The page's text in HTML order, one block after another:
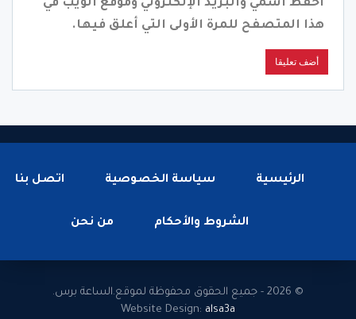
احفظ اسمي والبريد الإلكتروني وموقع الويب في
هذا المتصفح للمرة الأولى التي أعلق فيها.
الرئيسية سياسة الخصوصية اتصل بنا
الشروط والأحكام من نحن
© 2026 - جميع الحقوق محفوظة لموقع.الساعة برس.
Website Design: alsa3a